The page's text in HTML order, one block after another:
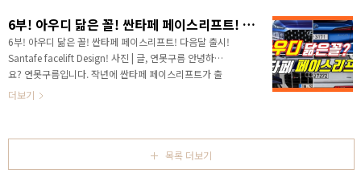
적용 소식을 포함한, 외부 디자인과 경쟁력 부분을 중점
으로 알려드렸습니다. 이번 7부 영상에서는 중요 제원인
예상 외부 사이즈를 알려드리겠습니다. 외부 사이즈가
중요한 이유는 패밀리가 중형 SUV를 선택하는 중요한
이유가 바로 여유로운 실내 공간의 기준이 되기 때문입
니다. 또한 경쟁 차량인 신형 쏘렌토 비교하시는 분들..
6부! 아우디 닮은 꼴! 싼타페 페이스리프트! 다음달 출시! Santafe facelift Design!
6부! 아우디 닮은 꼴! 싼타페 페이스리프트! 다음달 출시!
Santafe facelift Design! 사진 | 글, 연못구름 안녕하세
요? 연못구름입니다. 작년에 싼타페 페이스리프트가 출
시된다고 알려드렸는데. 당시에는 2018년도에 출시된
되었고, 이제 남은 중형 SUV는 싼타페 페이스리프트 뿐
입니다. 아직 못 보신 분들을 위해서 영상 링크를 남겨 드
리겠습니다. https://youtu.be/1GZ_gcuA1JE 동영상
더보기
목록 더보기